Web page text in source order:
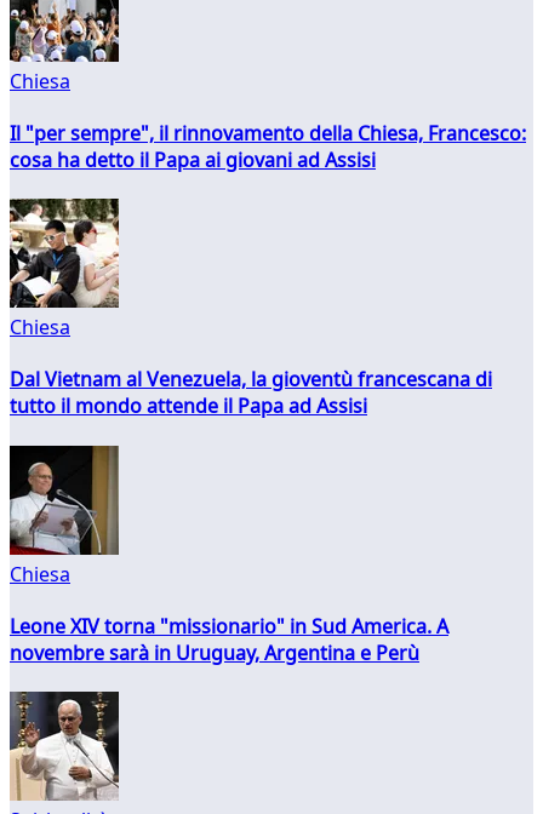
Chiesa
Il "per sempre", il rinnovamento della Chiesa, Francesco:
cosa ha detto il Papa ai giovani ad Assisi
Chiesa
Dal Vietnam al Venezuela, la gioventù francescana di
tutto il mondo attende il Papa ad Assisi
Chiesa
Leone XIV torna "missionario" in Sud America. A
novembre sarà in Uruguay, Argentina e Perù